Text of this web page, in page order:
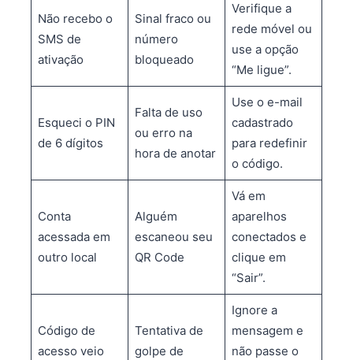
Não recebo o
SMS de
ativação
Sinal fraco ou
número
bloqueado
Verifique a
rede móvel ou
use a opção
“Me ligue”.
Esqueci o PIN
de 6 dígitos
Falta de uso
ou erro na
hora de anotar
Use o e-mail
cadastrado
para redefinir
o código.
Conta
acessada em
outro local
Alguém
escaneou seu
QR Code
Vá em
aparelhos
conectados e
clique em
“Sair”.
Código de
acesso veio
Tentativa de
golpe de
Ignore a
mensagem e
não passe o